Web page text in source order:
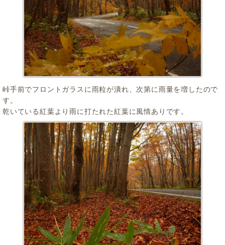
峠手前でフロントガラスに雨粒が潰れ、次第に雨量を増したので
す。
乾いている紅葉より雨に打たれた紅葉に風情ありです。